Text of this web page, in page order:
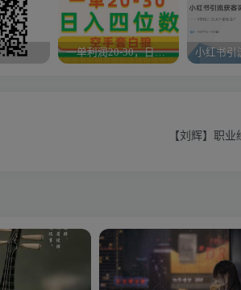
一单利润20-30，日入四位数，空手套白狼，只要做就能赚，简单无套路
【刘辉】职